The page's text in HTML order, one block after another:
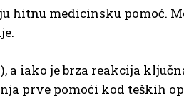
hitnu medicinsku pomoć.
iako je brza reakcija
prve pomoći kod teških